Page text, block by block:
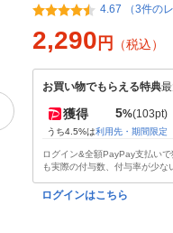
4.67 （3件のレ
2,290 円 （税込）
お買い物でもらえる特典
獲得 5%(103pt)
うち4.5%は利用先・期間限定
ログイン&全額PayPay支払い
も実際の付与数、付与率が少な
ログインはこちら